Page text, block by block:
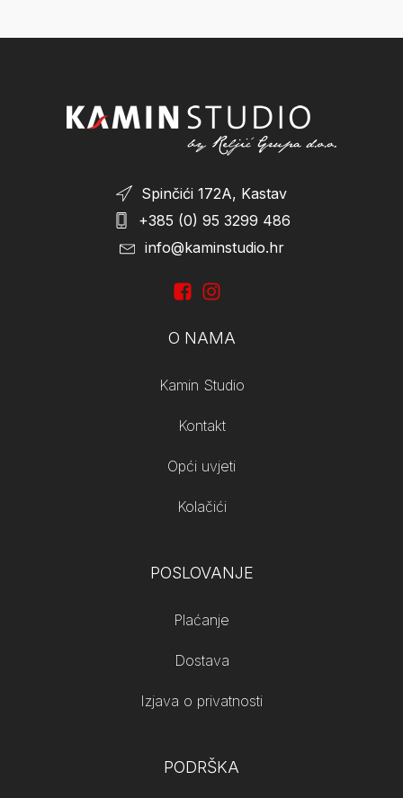
Spinčići 172A, Kastav
+385 (0) 95 3299 486
info@kaminstudio.hr
O NAMA
Kamin Studio
Kontakt
Opći uvjeti
Kolačići
POSLOVANJE
Plaćanje
Dostava
Izjava o privatnosti
PODRŠKA